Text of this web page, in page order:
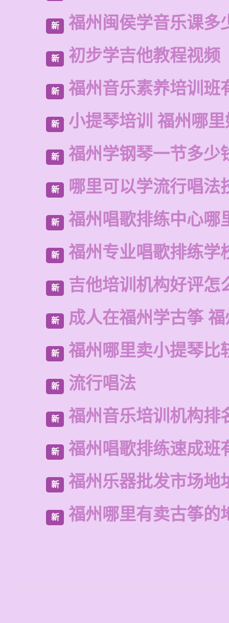
新 福州闽侯学音乐课多
新 初步学吉他教程视频
新 福州音乐素养培训班
新 小提琴培训 福州哪
新 福州学钢琴一节多少
新 哪里可以学流行唱法
新 福州唱歌排练中心哪
新 福州专业唱歌排练学
新 吉他培训机构好评怎
新 成人在福州学古筝
新 福州哪里卖小提琴比
新 流行唱法
新 福州音乐培训机构排
新 福州唱歌排练速成班
新 福州乐器批发市场地
新 福州哪里有卖古筝的